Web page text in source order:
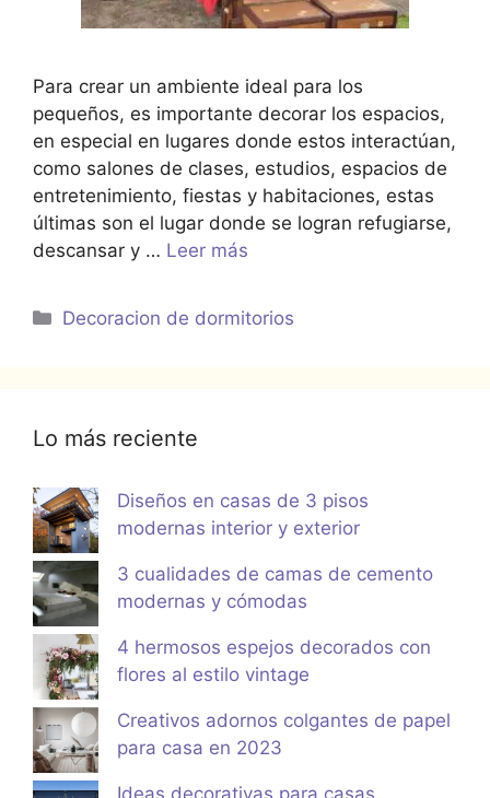
Para crear un ambiente ideal para los
pequeños, es importante decorar los espacios,
en especial en lugares donde estos interactúan,
como salones de clases, estudios, espacios de
entretenimiento, fiestas y habitaciones, estas
últimas son el lugar donde se logran refugiarse,
descansar y … Leer más
Categorías
Decoracion de dormitorios
Lo más reciente
Diseños en casas de 3 pisos
modernas interior y exterior
3 cualidades de camas de cemento
modernas y cómodas
4 hermosos espejos decorados con
flores al estilo vintage
Creativos adornos colgantes de papel
para casa en 2023
Ideas decorativas para casas